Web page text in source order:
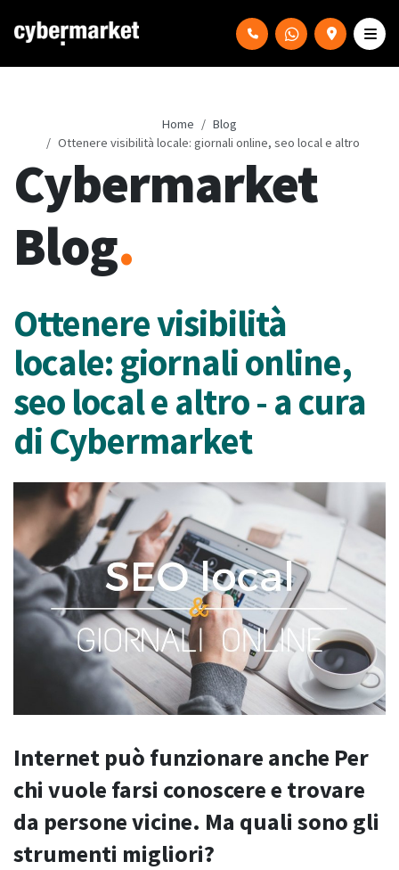
Home
Blog
Ottenere visibilità locale: giornali online, seo local e altro
Cybermarket
Blog.
Ottenere visibilità
locale: giornali online,
seo local e altro - a cura
di Cybermarket
Internet può funzionare anche Per
chi vuole farsi conoscere e trovare
da persone vicine. Ma quali sono gli
strumenti migliori?